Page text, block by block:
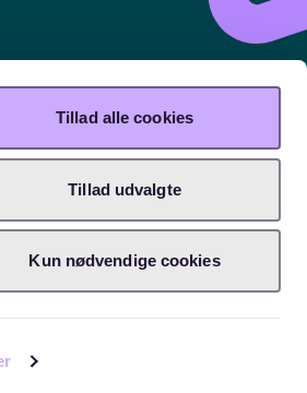
Tillad alle cookies
Tillad udvalgte
Kun nødvendige cookies